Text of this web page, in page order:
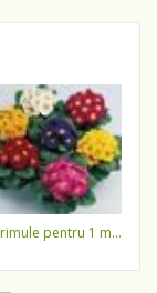
primule pentru 1 martie 3,5 lei / ghiveci !!!!